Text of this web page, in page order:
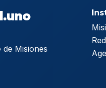
Misiones